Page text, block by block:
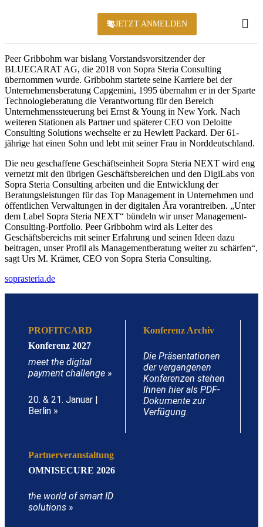
JETZT ANMELDEN
Peer Gribbohm war bislang Vorstandsvorsitzender der
BLUECARAT AG, die 2018 von Sopra Steria Consulting
übernommen wurde. Gribbohm startete seine Karriere bei der
Unternehmensberatung Capgemini, 1995 übernahm er in der Sparte
Technologieberatung die Verantwortung für den Bereich
Unternehmenssteuerung bei Ernst & Young in New York. Nach
weiteren Stationen als Partner und späterer CEO von Deloitte
Consulting Solutions wechselte er zu Hewlett Packard. Der 61-
jährige hat einen Sohn und lebt mit seiner Frau in Norddeutschland.
Die neu geschaffene Geschäftseinheit Sopra Steria NEXT wird eng
vernetzt mit den übrigen Geschäftsbereichen und den DigiLabs von
Sopra Steria Consulting arbeiten und die Entwicklung der
Beratungsleistungen für das Top Management in Unternehmen und
öffentlichen Verwaltungen in der digitalen Ära vorantreiben. „Unter
dem Label Sopra Steria NEXT“ bündeln wir unser Management-
Consulting-Portfolio. Peer Gribbohm wird als Leiter des
Geschäftsbereichs mit seiner Erfahrung und seinen Ideen dazu
beitragen, unser Profil als Managementberatung weiter zu schärfen“,
sagt Urs M. Krämer, CEO von Sopra Steria Consulting.
soprasteria.de
PROFITCARD
Konferenz 2027
meet the digital
payment challenge »
20. & 21. Januar |
Berlin »
Konferenz Archiv
Die Präsentationen
der vergangenen
Konferenzen stehen
Ihnen hier als PDF-
Dokumente zur
Verfügung.
Partnerveranstaltung
OMNISECURE 2026
the world of smart ID
solutions »